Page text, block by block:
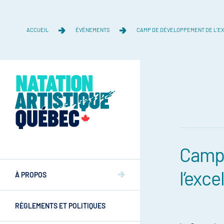
Équipe
Commissions
Athlètes
À PROPOS
RÈGLEMENTS ET POLITIQUES
ACCUEIL ÉVÉNEMENTS CAMP DE DÉVELOPPEMENT DE